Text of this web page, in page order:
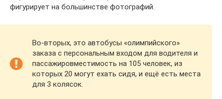
фигурирует на большинстве фотографий.
Во-вторых, это автобусы «олимпийского»
заказа с персональным входом для водителя и
пассажировместимость на 105 человек, из
которых 20 могут ехать сидя, и ещё есть места
для 3 колясок.